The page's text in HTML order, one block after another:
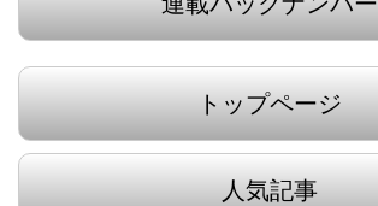
トップページ
人気記事